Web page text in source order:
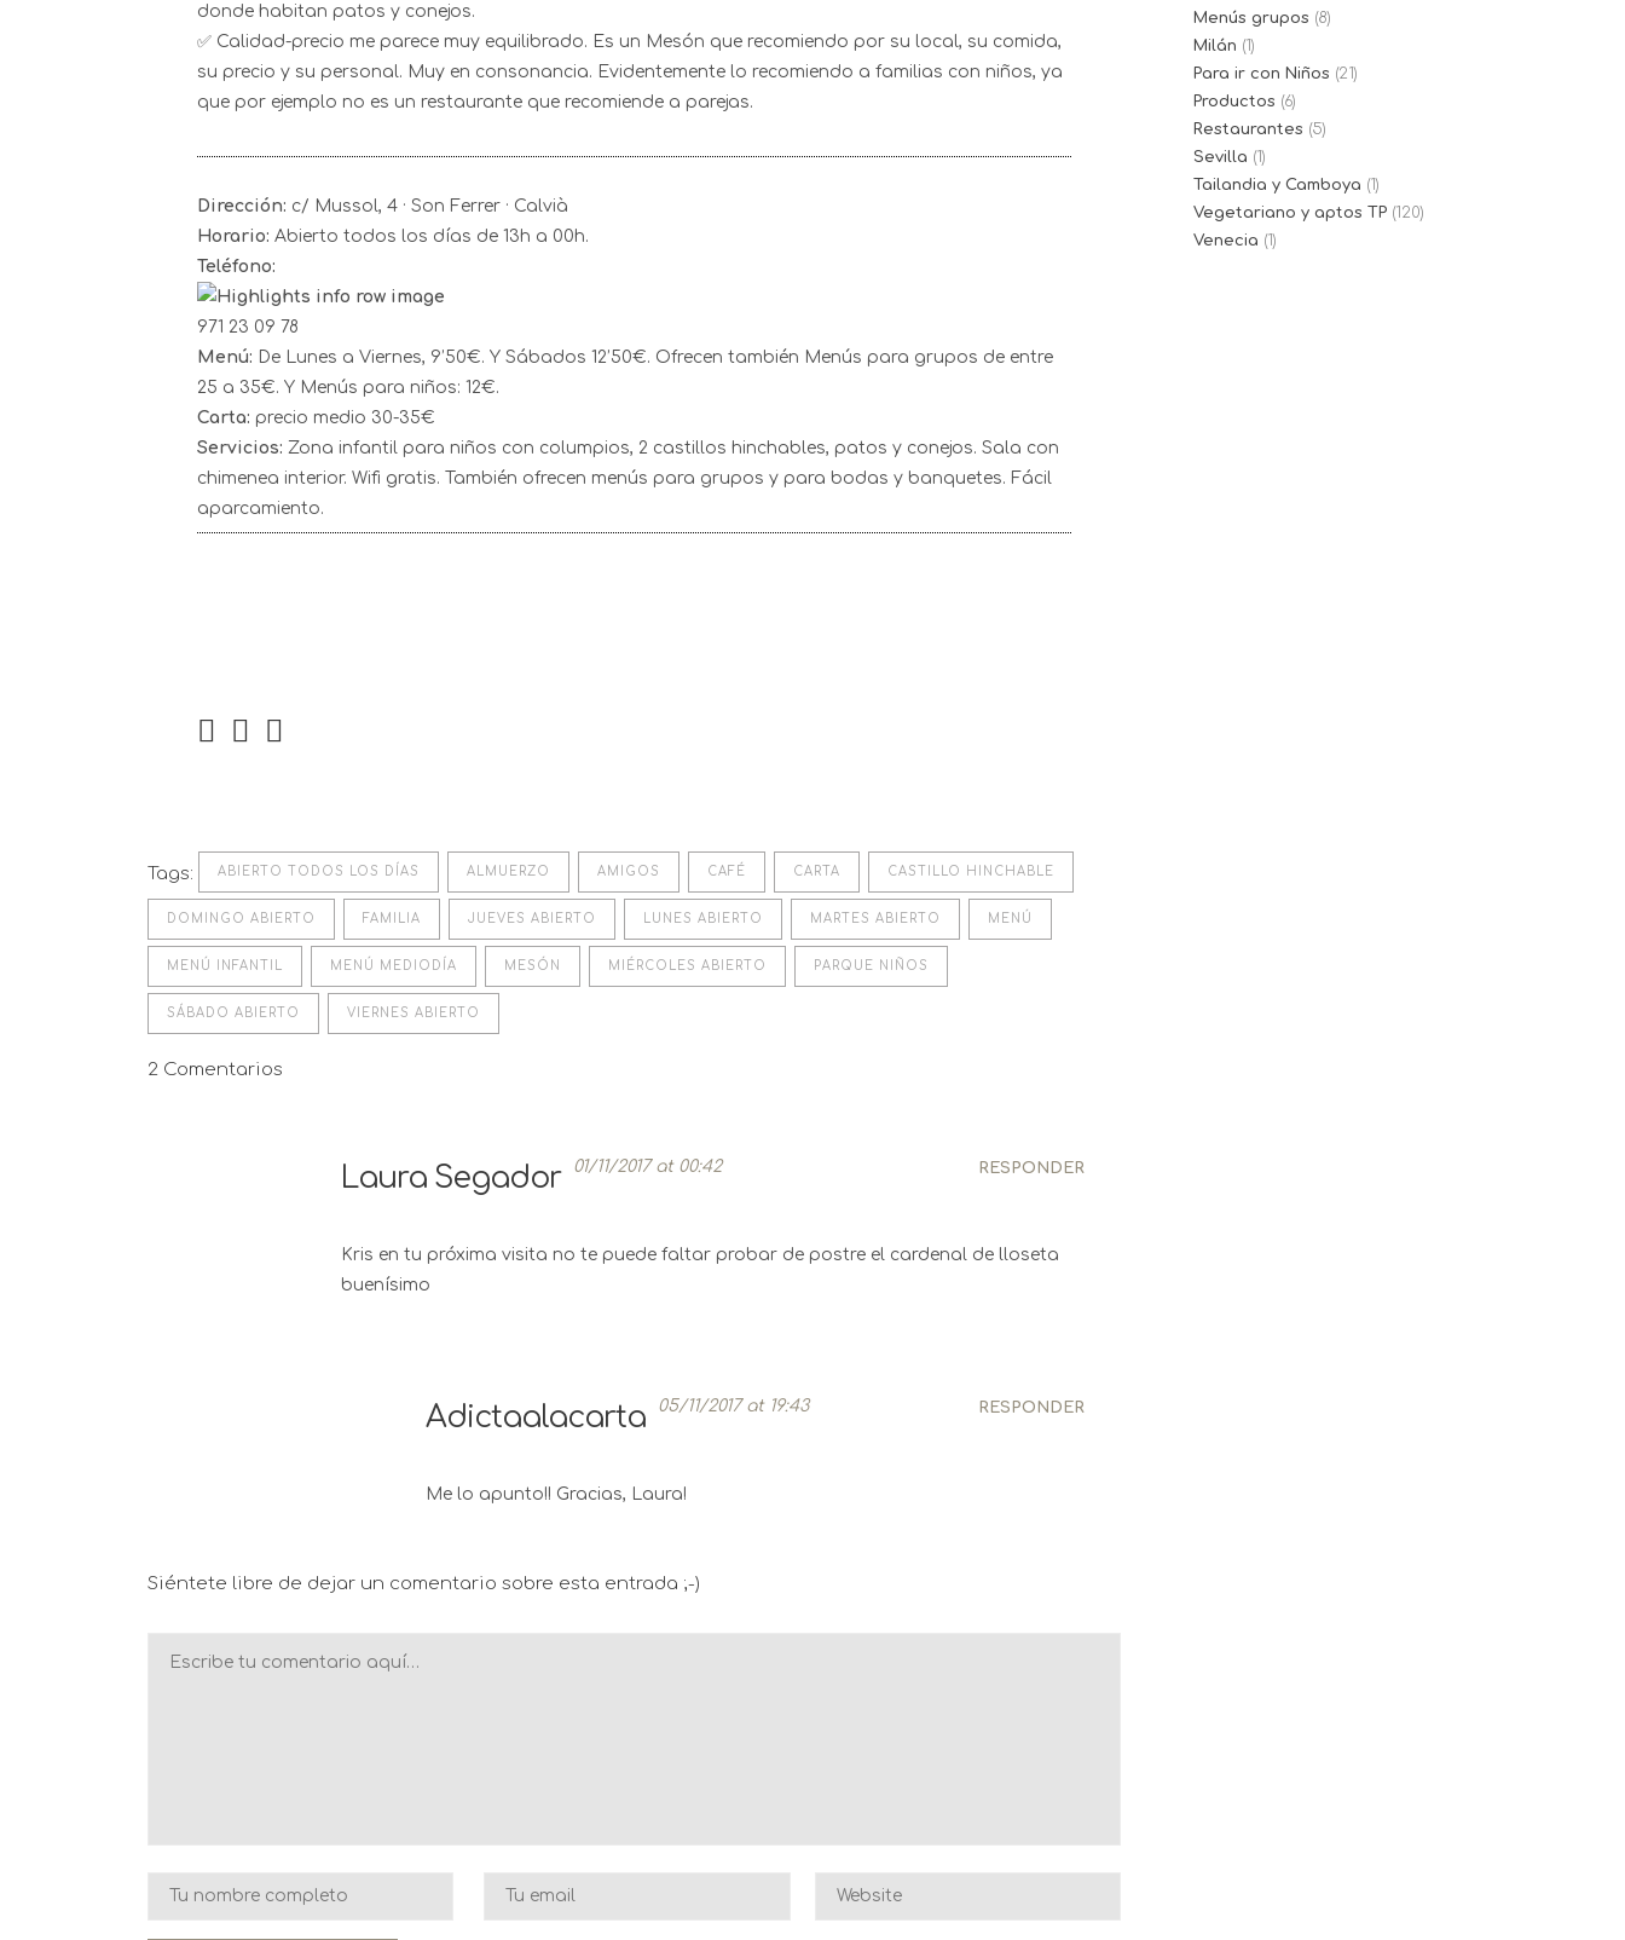
donde habitan patos y conejos.
✅ Calidad-precio me parece muy equilibrado. Es un Mesón que recomiendo por su local, su comida,
su precio y su personal. Muy en consonancia. Evidentemente lo recomiendo a familias con niños, ya
que por ejemplo no es un restaurante que recomiende a parejas.
Dirección: c/ Mussol, 4 · Son Ferrer · Calvià
Horario: Abierto todos los días de 13h a 00h.
Teléfono:
971 23 09 78
Menú: De Lunes a Viernes, 9’50€. Y Sábados 12’50€. Ofrecen también Menús para grupos de entre
25 a 35€. Y Menús para niños: 12€.
Carta: precio medio 30-35€
Servicios: Zona infantil para niños con columpios, 2 castillos hinchables, patos y conejos. Sala con
chimenea interior. Wifi gratis. También ofrecen menús para grupos y para bodas y banquetes. Fácil
aparcamiento.
Tags: ABIERTO TODOS LOS DÍAS ALMUERZO AMIGOS CAFÉ CARTA CASTILLO HINCHABLE
DOMINGO ABIERTO FAMILIA JUEVES ABIERTO LUNES ABIERTO MARTES ABIERTO MENÚ
MENÚ INFANTIL MENÚ MEDIODÍA MESÓN MIÉRCOLES ABIERTO PARQUE NIÑOS
SÁBADO ABIERTO VIERNES ABIERTO
2 Comentarios
Laura Segador 01/11/2017 at 00:42 RESPONDER
Kris en tu próxima visita no te puede faltar probar de postre el cardenal de lloseta
buenísimo
Adictaalacarta 05/11/2017 at 19:43 RESPONDER
Me lo apunto!! Gracias, Laura!
Siéntete libre de dejar un comentario sobre esta entrada ;-)
Menús grupos (8)
Milán (1)
Para ir con Niños (21)
Productos (6)
Restaurantes (5)
Sevilla (1)
Tailandia y Camboya (1)
Vegetariano y aptos TP (120)
Venecia (1)